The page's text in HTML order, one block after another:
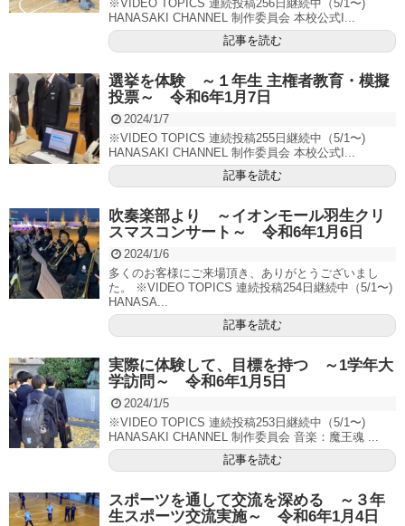
※VIDEO TOPICS 連続投稿256日継続中（5/1〜)
HANASAKI CHANNEL 制作委員会 本校公式I...
記事を読む
選挙を体験 ～１年生 主権者教育・模擬
投票～ 令和6年1月7日
2024/1/7
※VIDEO TOPICS 連続投稿255日継続中（5/1〜)
HANASAKI CHANNEL 制作委員会 本校公式I...
記事を読む
吹奏楽部より ～イオンモール羽生クリ
スマスコンサート～ 令和6年1月6日
2024/1/6
多くのお客様にご来場頂き、ありがとうございまし
た。 ※VIDEO TOPICS 連続投稿254日継続中（5/1〜)
HANASA...
記事を読む
実際に体験して、目標を持つ ～1学年大
学訪問～ 令和6年1月5日
2024/1/5
※VIDEO TOPICS 連続投稿253日継続中（5/1〜)
HANASAKI CHANNEL 制作委員会 音楽：魔王魂 ...
記事を読む
スポーツを通して交流を深める ～３年
生スポーツ交流実施～ 令和6年1月4日